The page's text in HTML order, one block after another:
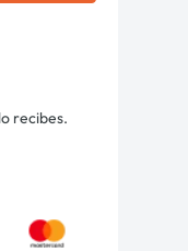
recibes.